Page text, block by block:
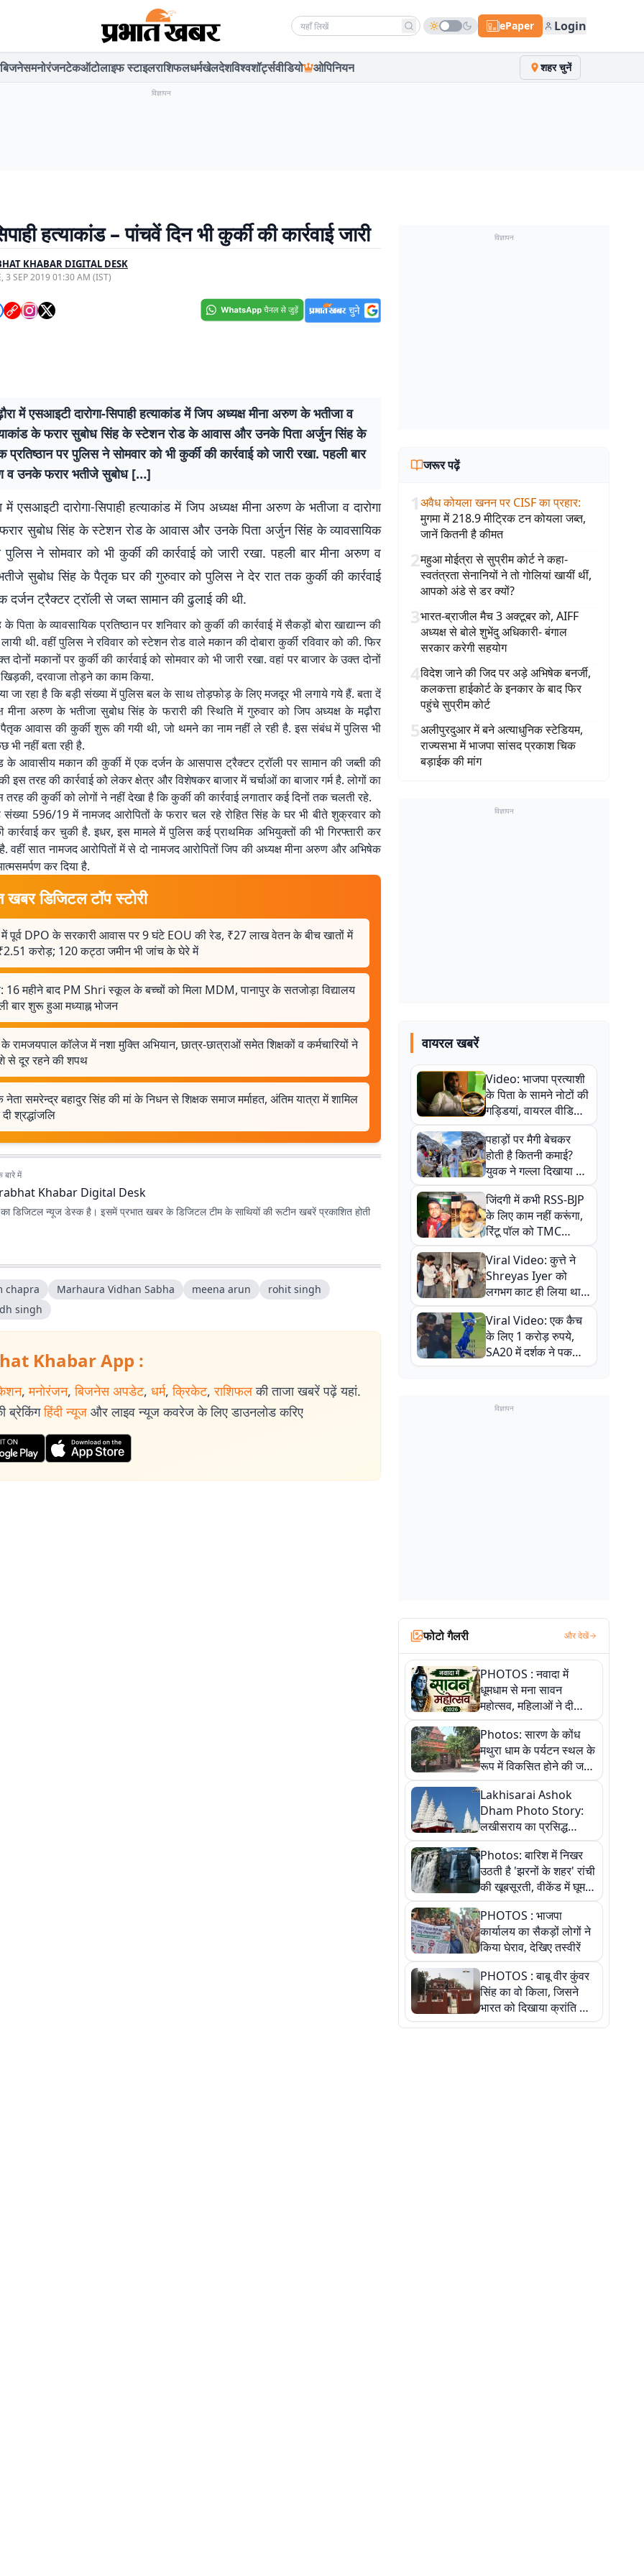
Search news ePaper Login
बिजनेसमनोरंजनटेकऑटोलाइफ स्टाइलराशिफलधर्मखेलदेशविश्वशॉर्ट्सवीडियो ओपिनियन शहर चुनें
विज्ञापन
हत्याकांड – पांचवें दिन भी कुर्की की कार्रवाई जारी
KHABAR DIGITAL DESK
3 SEP 2019 01:30 AM (IST)
में एसआइटी दारोगा-सिपाही हत्याकांड में जिप अध्यक्ष मीना अरुण के भतीजा व
के फरार सुबोध सिंह के स्टेशन रोड के आवास और उनके पिता अर्जुन सिंह के
प्रतिष्ठान पर पुलिस ने सोमवार को भी कुर्की की कार्रवाई को जारी रखा. पहली बार
व उनके फरार भतीजे सुबोध […]
में एसआइटी दारोगा-सिपाही हत्याकांड में जिप अध्यक्ष मीना अरुण के भतीजा व दारोगा
सुबोध सिंह के स्टेशन रोड के आवास और उनके पिता अर्जुन सिंह के व्यावसायिक
पुलिस ने सोमवार को भी कुर्की की कार्रवाई को जारी रखा. पहली बार मीना अरुण व
सुबोध सिंह के पैतृक घर की गुरुवार को पुलिस ने देर रात तक कुर्की की कार्रवाई
ट्रैक्टर ट्रॉली से जब्त सामान की ढुलाई की थी.
पिता के व्यावसायिक प्रतिष्ठान पर शनिवार को कुर्की की कार्रवाई में सैकड़ों बोरा खाद्यान्न की
थी. वहीं पुलिस ने रविवार को स्टेशन रोड वाले मकान की दोबारा कुर्की रविवार को की. फिर
दोनों मकानों पर कुर्की की कार्रवाई को सोमवार को भी जारी रखा. वहां पर बाजार के उक्त दोनों
खिड़की, दरवाजा तोड़ने का काम किया.
जा रहा है कि बड़ी संख्या में पुलिस बल के साथ तोड़फोड़ के लिए मजदूर भी लगाये गये हैं. बता दें
मीना अरुण के भतीजा सुबोध सिंह के फरारी की स्थिति में गुरुवार को जिप अध्यक्ष के मढ़ौरा
आवास की कुर्की शुरू की गयी थी, जो थमने का नाम नहीं ले रही है. इस संबंध में पुलिस भी
नहीं बता रही है.
के आवासीय मकान की कुर्की में एक दर्जन के आसपास ट्रैक्टर ट्रॉली पर सामान की जब्ती की
इस तरह की कार्रवाई को लेकर क्षेत्र और विशेषकर बाजार में चर्चाओं का बाजार गर्म है. लोगों का
की कुर्की को लोगों ने नहीं देखा है कि कुर्की की कार्रवाई लगातार कई दिनों तक चलती रहे.
संख्या 596/19 में नामजद आरोपितों के फरार चल रहे रोहित सिंह के घर भी बीते शुक्रवार को
कार्रवाई कर चुकी है. इधर, इस मामले में पुलिस कई प्राथमिक अभियुक्तों की भी गिरफ्तारी कर
सात नामजद आरोपितों में से दो नामजद आरोपितों जिप की अध्यक्ष मीना अरुण और अभिषेक
कर दिया है.
खबर डिजिटल टॉप स्टोरी
में पूर्व DPO के सरकारी आवास पर 9 घंटे EOU की रेड, ₹27 लाख वेतन के बीच खातों में
करोड़; 120 कट्ठा जमीन भी जांच के घेरे में
16 महीने बाद PM Shri स्कूल के बच्चों को मिला MDM, पानापुर के सतजोड़ा विद्यालय
बार शुरू हुआ मध्याह्न भोजन
रामजयपाल कॉलेज में नशा मुक्ति अभियान, छात्र-छात्राओं समेत शिक्षकों व कर्मचारियों ने
से दूर रहने की शपथ
नेता समरेन्द्र बहादुर सिंह की मां के निधन से शिक्षक समाज मर्माहत, अंतिम यात्रा में शामिल
श्रद्धांजलि
में
Khabar Digital Desk
डिजिटल न्यूज डेस्क है। इसमें प्रभात खबर के डिजिटल टीम के साथियों की रूटीन खबरें प्रकाशित होती
chapra Marhaura Vidhan Sabha meena arun
rohit singh
singh
Khabar App :
, मनोरंजन, बिजनेस अपडेट, धर्म, क्रिकेट, राशिफल की ताजा खबरें पढ़ें यहां.
ब्रेकिंग हिंदी न्यूज और लाइव न्यूज कवरेज के लिए डाउनलोड करिए
विज्ञापन
जरूर पढ़ें
1अवैध कोयला खनन पर CISF का प्रहार:
मुगमा में 218.9 मीट्रिक टन कोयला जब्त,
जानें कितनी है कीमत
2महुआ मोईत्रा से सुप्रीम कोर्ट ने कहा-
स्वतंत्रता सेनानियों ने तो गोलियां खायीं थीं,
आपको अंडे से डर क्यों?
3भारत-ब्राजील मैच 3 अक्टूबर को, AIFF
अध्यक्ष से बोले शुभेंदु अधिकारी- बंगाल
सरकार करेगी सहयोग
4विदेश जाने की जिद पर अड़े अभिषेक बनर्जी,
कलकत्ता हाईकोर्ट के इनकार के बाद फिर
पहुंचे सुप्रीम कोर्ट
5अलीपुरदुआर में बने अत्याधुनिक स्टेडियम,
राज्यसभा में भाजपा सांसद प्रकाश चिक
बड़ाईक की मांग
विज्ञापन
वायरल खबरें
Video: भाजपा प्रत्याशी
के पिता के सामने नोटों की
गड्डियां, वायरल वीडियो
से राजनीति में उबाल,
अजित महतो बोले- TMC
की गंदी चाल
पहाड़ों पर मैगी बेचकर
होती है कितनी कमाई?
युवक ने गल्ला दिखाया तो
नौकरी वालों के खड़े हो गए
कान
जिंदगी में कभी RSS-BJP
के लिए काम नहीं करूंगा,
रिंटू पॉल को TMC
ऑफिस में ले जाकर पीटा,
Video वायरल
Viral Video: कुत्ते ने
Shreyas Iyer को
लगभग काट ही लिया था,
न्यूजीलैंड सीरीज से पहले
बाल-बाल बचे
Viral Video: एक कैच
के लिए 1 करोड़ रुपये,
SA20 में दर्शक ने पकड़ा
एक हाथ से गजब का कैच
विज्ञापन
फोटो गैलरी और देखें
PHOTOS : नवादा में
धूमधाम से मना सावन
महोत्सव, महिलाओं ने दी
सांस्कृतिक प्रस्तुतियां
Photos: सारण के कोंध
मथुरा धाम के पर्यटन स्थल के
रूप में विकसित होने की जगी
आस, 9 तस्वीरों में देखें पूरी
कहानी
Lakhisarai Ashok
Dham Photo Story:
लखीसराय का प्रसिद्ध
अशोक धाम—आस्था,
श्रृंगार, अनुष्ठान और
अलौकिक संध्या आरती के
विहंगम दृश्य
Photos: बारिश में निखर
उठती है 'झरनों के शहर' रांची
की खूबसूरती, वीकेंड में घूम
आएं ये 5 वादियां
PHOTOS : भाजपा
कार्यालय का सैकड़ों लोगों ने
किया घेराव, देखिए तस्वीरें
PHOTOS : बाबू वीर कुंवर
सिंह का वो किला, जिसने
भारत को दिखाया क्रांति का
रास्ता: तस्वीरों में देखिए